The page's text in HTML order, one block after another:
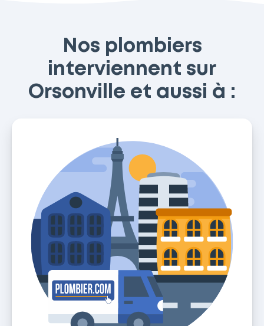
Nos plombiers
interviennent sur
Orsonville et aussi à :